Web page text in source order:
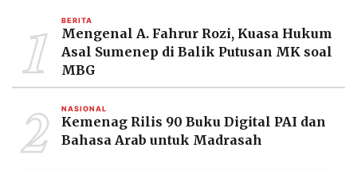
©
Resolusi.co
-
PT.
RESOLUSI
MEDIA
1 BERITA
Mengenal A. Fahrur Rozi, Kuasa Hukum
Asal Sumenep di Balik Putusan MK soal
MBG
2 NASIONAL
Kemenag Rilis 90 Buku Digital PAI dan
Bahasa Arab untuk Madrasah